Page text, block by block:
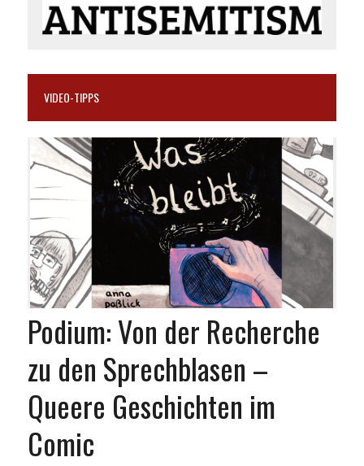
VIDEO-TIPPS
Podium: Von der Recherche
zu den Sprechblasen –
Queere Geschichten im
Comic